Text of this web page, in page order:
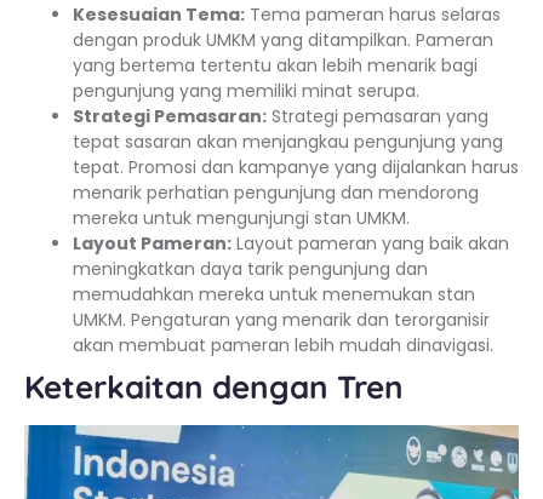
Kesesuaian Tema: Tema pameran harus selaras
dengan produk UMKM yang ditampilkan. Pameran
yang bertema tertentu akan lebih menarik bagi
pengunjung yang memiliki minat serupa.
Strategi Pemasaran: Strategi pemasaran yang
tepat sasaran akan menjangkau pengunjung yang
tepat. Promosi dan kampanye yang dijalankan harus
menarik perhatian pengunjung dan mendorong
mereka untuk mengunjungi stan UMKM.
Layout Pameran: Layout pameran yang baik akan
meningkatkan daya tarik pengunjung dan
memudahkan mereka untuk menemukan stan
UMKM. Pengaturan yang menarik dan terorganisir
akan membuat pameran lebih mudah dinavigasi.
Keterkaitan dengan Tren